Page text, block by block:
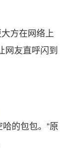
方在网络上
网友直呼闪到
的包包。”原